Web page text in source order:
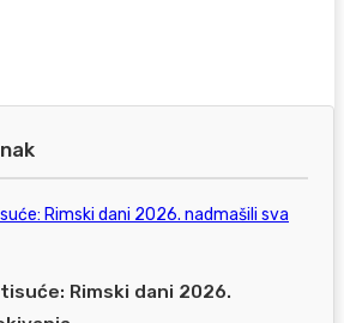
Rimski dani 2026.